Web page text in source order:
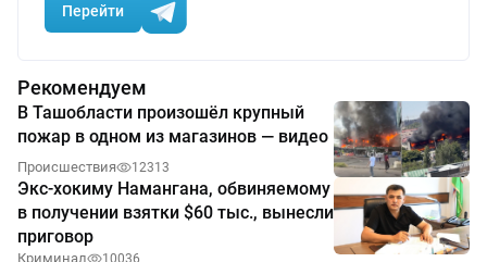
Перейти
Рекомендуем
В Ташобласти произошёл крупный
пожар в одном из магазинов — видео
Происшествия 12313
Экс-хокиму Намангана, обвиняемому
в получении взятки $60 тыс., вынесли
приговор
Криминал